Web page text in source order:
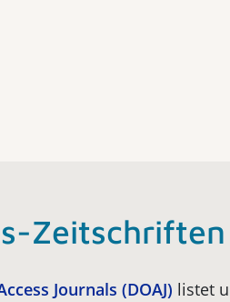
Zeitschriften
Journals (DOAJ) listet